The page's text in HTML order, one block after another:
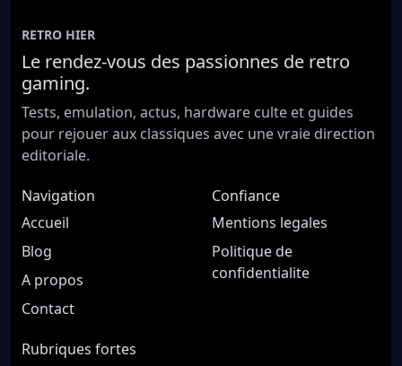
RETRO HIER
Le rendez-vous des passionnes de retro
gaming.
Tests, emulation, actus, hardware culte et guides
pour rejouer aux classiques avec une vraie direction
editoriale.
Navigation
Accueil
Blog
A propos
Contact
Confiance
Mentions legales
Politique de
confidentialite
Rubriques fortes